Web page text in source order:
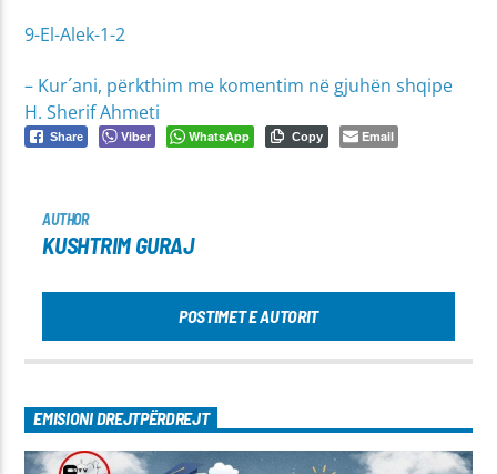
9-El-Alek-1-2
– Kur´ani, përkthim me komentim në gjuhën shqipe
H. Sherif Ahmeti
Share Viber WhatsApp Copy Email
AUTHOR
KUSHTRIM GURAJ
POSTIMET E AUTORIT
EMISIONI DREJTPËRDREJT